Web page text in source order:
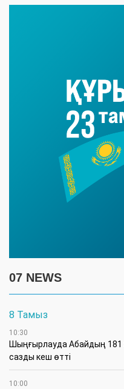
07 NEWS
8 Тамыз
10:30
Шыңғырлауда Абайдың 181
сазды кеш өтті
10:00